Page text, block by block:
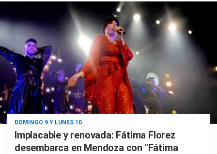
DOMINGO 9 Y LUNES 10
Implacable y renovada: Fátima Florez
desembarca en Mendoza con "Fátima